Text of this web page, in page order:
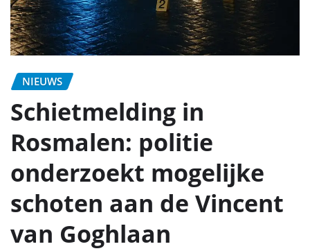
NIEUWS
Schietmelding in
Rosmalen: politie
onderzoekt mogelijke
schoten aan de Vincent
van Goghlaan